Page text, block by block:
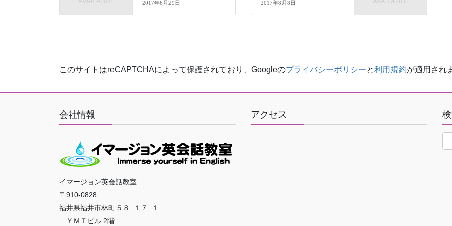
2017年6月29日 2017年8月8日
このサイトはreCAPTCHAによって保護されており、Googleのプライバシーポリシーと利用規約が適用され
会社情報
イマージョン英会話教室
〒910-0828
福井県福井市林町５８−１７−１
ＹＭＴビル 2階
アクセス